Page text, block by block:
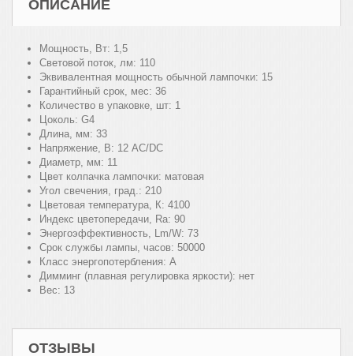
ОПИСАНИЕ
Мощность, Вт: 1,5
Световой поток, лм: 110
Эквивалентная мощность обычной лампочки: 15
Гарантийный срок, мес: 36
Количество в упаковке, шт: 1
Цоколь: G4
Длина, мм: 33
Напряжение, В: 12 AC/DC
Диаметр, мм: 11
Цвет колпачка лампочки: матовая
Угол свечения, град.: 210
Цветовая температура, К: 4100
Индекс цветопередачи, Ra: 90
Энергоэффективность, Lm/W: 73
Срок службы лампы, часов: 50000
Класс энергопотербления: A
Димминг (плавная регулировка яркости): нет
Вес: 13
ОТЗЫВЫ